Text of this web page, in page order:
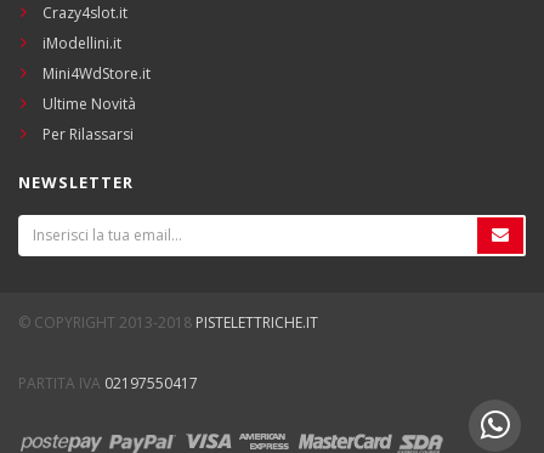
Crazy4slot.it
iModellini.it
Mini4WdStore.it
Ultime Novità
Per Rilassarsi
NEWSLETTER
© COPYRIGHT 2013-2018 PISTELETTRICHE.IT
PARTITA IVA 02197550417